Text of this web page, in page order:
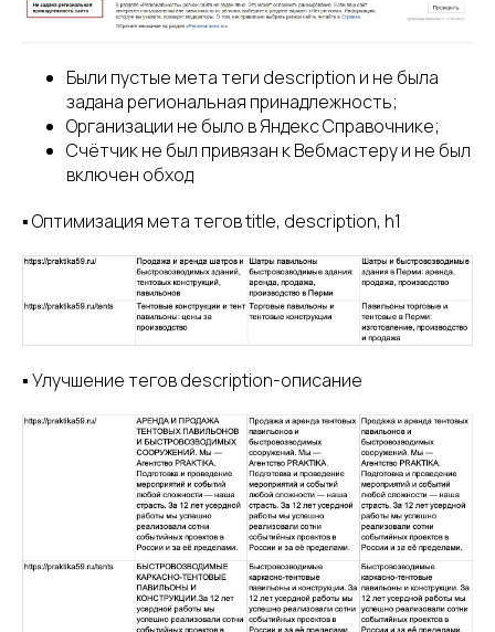
Были пустые мета теги description и не была
задана региональная принадлежность;
Организации не было в Яндекс Справочнике;
Счётчик не был привязан к Вебмастеру и не был
включен обход
▪️ Оптимизация мета тегов title, description, h1
▪️ Улучшение тегов description-описание